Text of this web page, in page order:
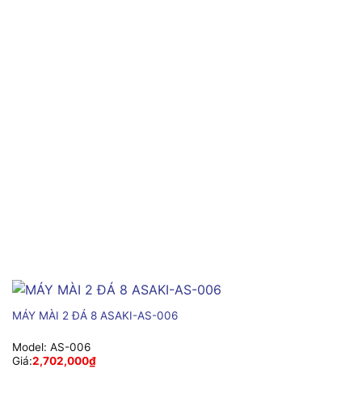
MÁY MÀI 2 ĐÁ 8 ASAKI-AS-006
Model: AS-006
Giá:2,702,000₫